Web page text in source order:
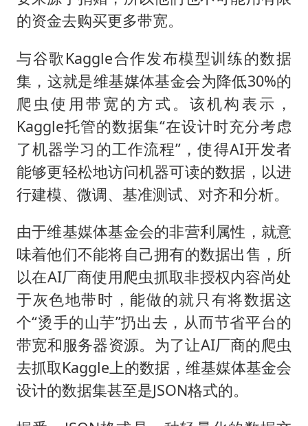
的资金去购买更多带宽。
与谷歌Kaggle合作发布模型训练的数据
集，这就是维基媒体基金会为降低30%的
爬虫使用带宽的方式。该机构表示，
Kaggle托管的数据集“在设计时充分考虑
了机器学习的工作流程”，使得AI开发者
能够更轻松地访问机器可读的数据，以进
行建模、微调、基准测试、对齐和分析。
由于维基媒体基金会的非营利属性，就意
味着他们不能将自己拥有的数据出售，所
以在AI厂商使用爬虫抓取非授权内容尚处
于灰色地带时，能做的就只有将数据这
个“烫手的山芋”扔出去，从而节省平台的
带宽和服务器资源。为了让AI厂商的爬虫
去抓取Kaggle上的数据，维基媒体基金会
设计的数据集甚至是JSON格式的。